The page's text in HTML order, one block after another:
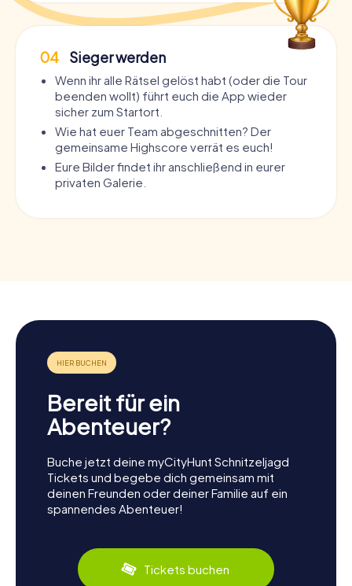
04 Sieger werden
Wenn ihr alle Rätsel gelöst habt (oder die Tour
beenden wollt) führt euch die App wieder
sicher zum Startort.
Wie hat euer Team abgeschnitten? Der
gemeinsame Highscore verrät es euch!
Eure Bilder findet ihr anschließend in eurer
privaten Galerie.
Bereit für ein
Abenteuer?
Buche jetzt deine myCityHunt Schnitzeljagd
Tickets und begebe dich gemeinsam mit
deinen Freunden oder deiner Familie auf ein
spannendes Abenteuer!
Tickets buchen